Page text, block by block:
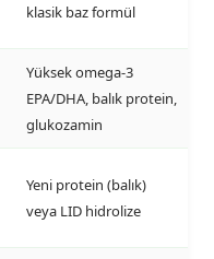
klasik baz formül
Yüksek omega-3
EPA/DHA, balık protein,
glukozamin
Yeni protein (balık)
veya LID hidrolize